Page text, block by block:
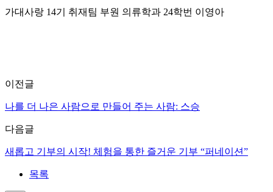
가대사랑 14기 취재팀 부원 의류학과 24학번 이영아
이전글
나를 더 나은 사람으로 만들어 주는 사람: 스승
다음글
새롭고 기부의 시작! 체험을 통한 즐거운 기부 “퍼네이션”
목록